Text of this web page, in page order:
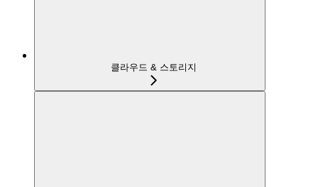
클라우드 & 스토리지